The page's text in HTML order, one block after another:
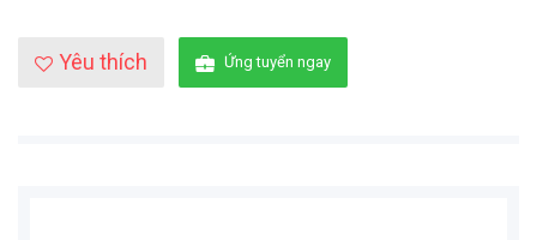
Yêu thích Ứng tuyển ngay